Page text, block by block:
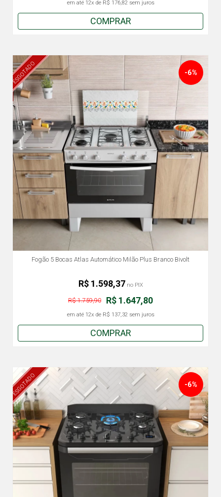
em até 12x de R$ 176,82sem juros
COMPRAR
ESGOTADO
Fogão 5 Bocas Atlas Automático Milão Plus Branco Bivolt
-6%
R$ 1.647,80
R$ 1.759,90
em até 12x de R$ 137,32sem juros
R$ 1.598,37 no PIX
COMPRAR
ESGOTADO -6%